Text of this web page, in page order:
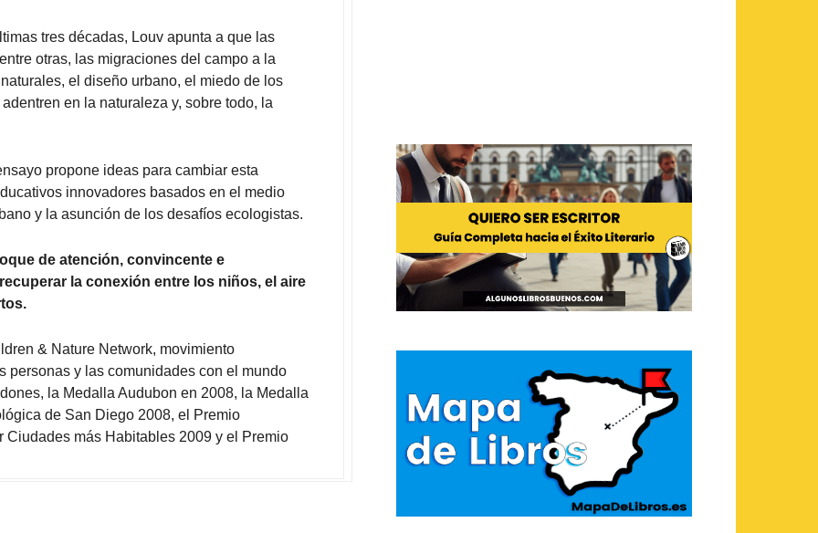
tres décadas, Louv apunta a que las
otras, las migraciones del campo a la
el diseño urbano, el miedo de los
en la naturaleza y, sobre todo, la
propone ideas para cambiar esta
innovadores basados en el medio
y la asunción de los desafíos ecologistas.
de atención, convincente e
la conexión entre los niños, el aire
& Nature Network, movimiento
personas y las comunidades con el mundo
la Medalla Audubon en 2008, la Medalla
de San Diego 2008, el Premio
Ciudades más Habitables 2009 y el Premio